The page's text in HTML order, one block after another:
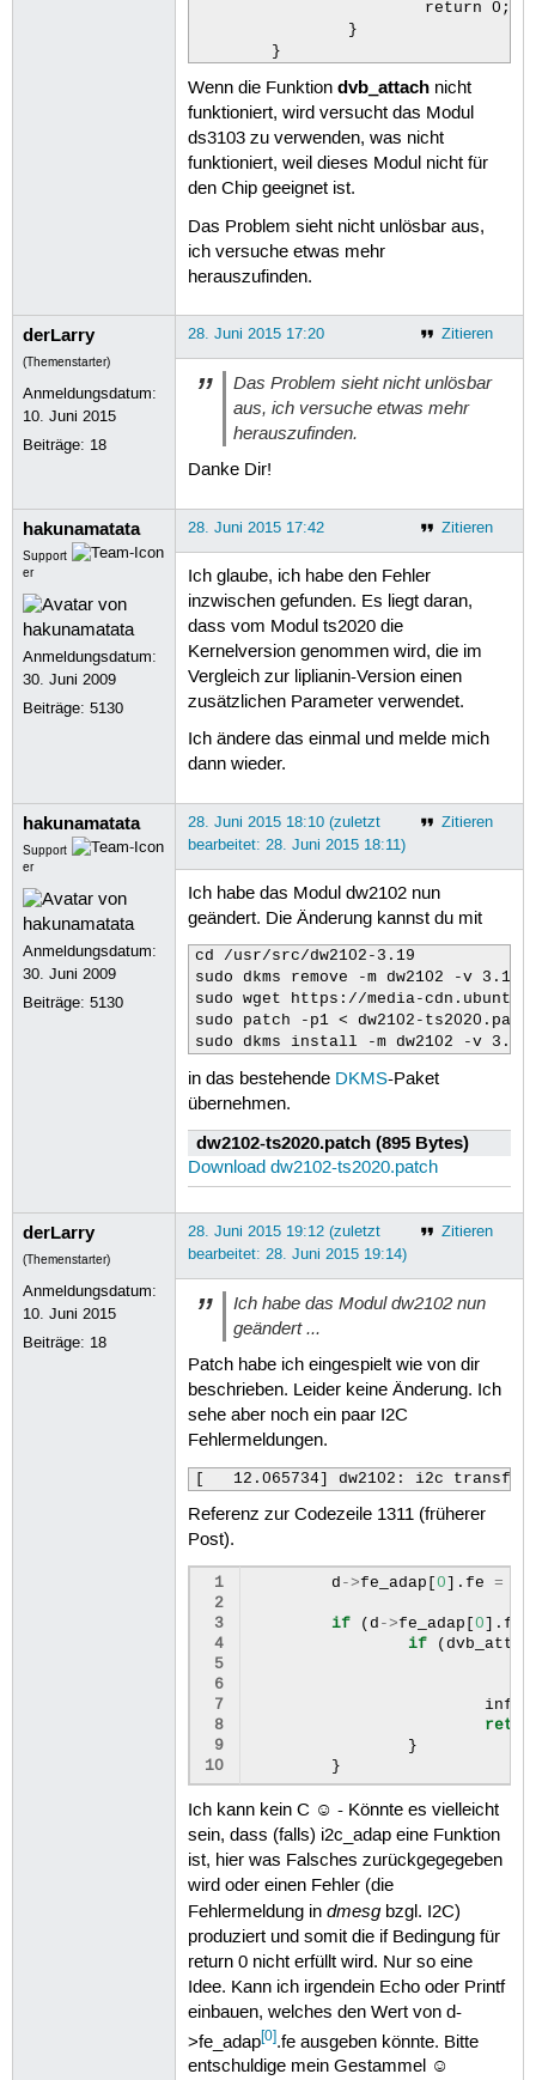
Wenn die Funktion dvb_attachnicht
funktioniert, wird versucht das Modul
ds3103 zu verwenden, was nicht
funktioniert, weil dieses Modul nicht für
den Chip geeignet ist.
Das Problem sieht nicht unlösbar aus,
ich versuche etwas mehr
herauszufinden.
derLarry
(Themenstarter)
Anmeldungsdatum:
10. Juni 2015
Beiträge: 18
Zitieren
28. Juni 2015 17:20
Das Problem sieht nicht unlösbar
aus, ich versuche etwas mehr
herauszufinden.
Danke Dir!
hakunamatata
Support
er
Anmeldungsdatum:
30. Juni 2009
Beiträge:5130
Zitieren
28. Juni 2015 17:42
Ich glaube, ich habe den Fehler
inzwischen gefunden. Es liegt daran,
dass vom Modul ts2020 die
Kernelversion genommen wird, die im
Vergleich zur liplianin-Version einen
zusätzlichen Parameter verwendet.
Ich ändere das einmal und melde mich
dann wieder.
hakunamatata
Support
er
Anmeldungsdatum:
30. Juni 2009
Beiträge:5130
Zitieren
28. Juni 2015 18:10 (zuletzt
bearbeitet: 28. Juni 2015 18:11)
Ich habe das Modul dw2102 nun
geändert. Die Änderung kannst du mit
cd /usr/src/dw2102-3.19
sudo dkms remove -m dw2102 -v
sudo wget https://media-cdn.ubuntu-
sudo patch -p1 < dw2102-
sudo dkms install -m dw2102 -v 3.19
in das bestehende DKMS-Paket
übernehmen.
dw2102-ts2020.patch (895 Bytes)
Download dw2102-ts2020.patch
derLarry
(Themenstarter)
Anmeldungsdatum:
10. Juni 2015
Beiträge: 18
Zitieren
28. Juni 2015 19:12 (zuletzt
bearbeitet: 28. Juni 2015 19:14)
Ich habe das Modul dw2102 nun
geändert ...
Patch habe ich eingespielt wie von dir
beschrieben. Leider keine Änderung. Ich
sehe aber noch ein paar I2C
Fehlermeldungen.
[   12.065734] dw2102: i2c
Referenz zur Codezeile 1311 (früherer
Post).
1
2
3
4
5
6
7
8
9
10
d ->fe_adap [0 ].fe =
if (d ->fe_adap [0 ].fe
if
(
info
}
}
Ich kann kein C ☺ - Könnte es vielleicht
sein, dass (falls) i2c_adap eine Funktion
ist, hier was Falsches zurückgegegeben
wird oder einen Fehler (die
Fehlermeldung in dmesgbzgl. I2C)
produziert und somit die if Bedingung für
return 0 nicht erfüllt wird. Nur so eine
Idee. Kann ich irgendein Echo oder Printf
einbauen, welches den Wert von d-
>fe_adap[0].fe ausgeben könnte. Bitte
entschuldige mein Gestammel ☺